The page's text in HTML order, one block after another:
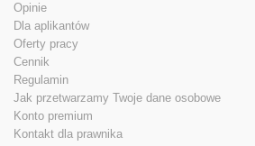
Opinie
Dla aplikantów
Oferty pracy
Cennik
Regulamin
Jak przetwarzamy Twoje dane osobowe
Konto premium
Kontakt dla prawnika